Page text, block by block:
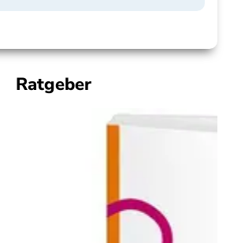
Ratgeber